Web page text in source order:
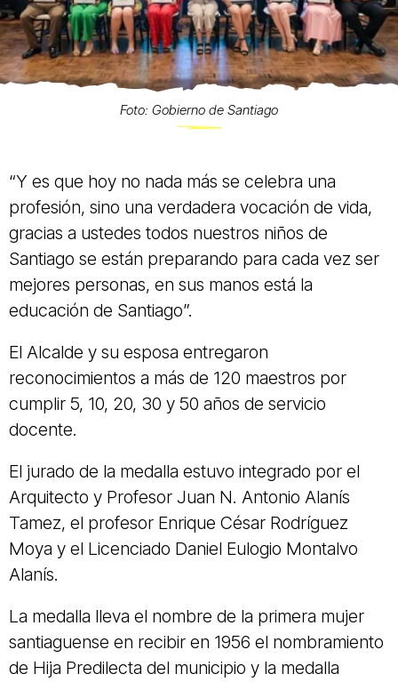
Foto: Gobierno de Santiago
“Y es que hoy no nada más se celebra una
profesión, sino una verdadera vocación de vida,
gracias a ustedes todos nuestros niños de
Santiago se están preparando para cada vez ser
mejores personas, en sus manos está la
educación de Santiago”.
El Alcalde y su esposa entregaron
reconocimientos a más de 120 maestros por
cumplir 5, 10, 20, 30 y 50 años de servicio
docente.
El jurado de la medalla estuvo integrado por el
Arquitecto y Profesor Juan N. Antonio Alanís
Tamez, el profesor Enrique César Rodríguez
Moya y el Licenciado Daniel Eulogio Montalvo
Alanís.
La medalla lleva el nombre de la primera mujer
santiaguense en recibir en 1956 el nombramiento
de Hija Predilecta del municipio y la medalla